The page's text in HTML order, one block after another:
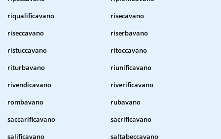
riqualificavano
risecavano
riseccavano
riserbavano
ristuccavano
ritoccavano
riturbavano
riunificavano
rivendicavano
riverificavano
rombavano
rubavano
saccarificavano
sacrificavano
salificavano
saltabeccavano